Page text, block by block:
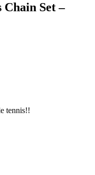
Chain Set –
tennis!!